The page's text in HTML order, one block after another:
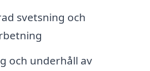
svetsning och
och underhåll av